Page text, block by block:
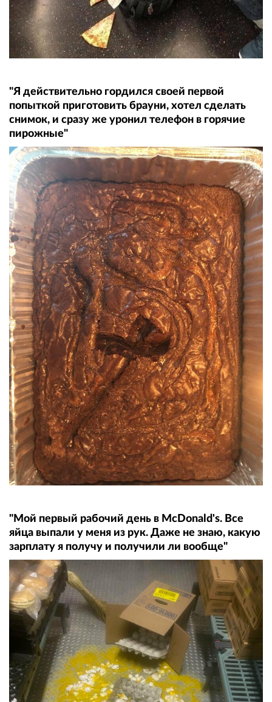
"Я действительно гордился своей первой
попыткой приготовить брауни, хотел сделать
снимок, и сразу же уронил телефон в горячие
пирожные"
"Мой первый рабочий день в McDonald's. Все
яйца выпали у меня из рук. Даже не знаю, какую
зарплату я получу и получили ли вообще"